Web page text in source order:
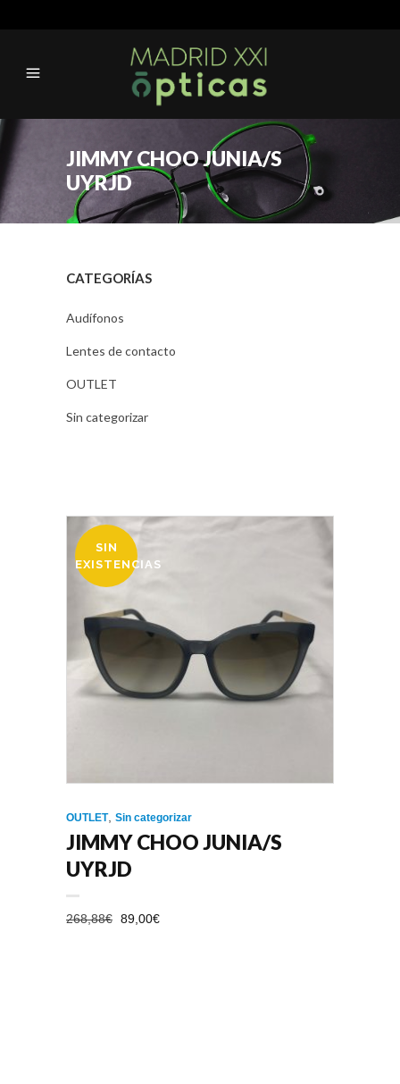
JIMMY CHOO JUNIA/S
UYRJD
CATEGORÍAS
Audífonos
Lentes de contacto
OUTLET
Sin categorizar
OFERTA
SIN
EXISTENCIAS
OUTLET, Sin categorizar
JIMMY CHOO JUNIA/S
UYRJD
268,88€ EL
89,00€EL